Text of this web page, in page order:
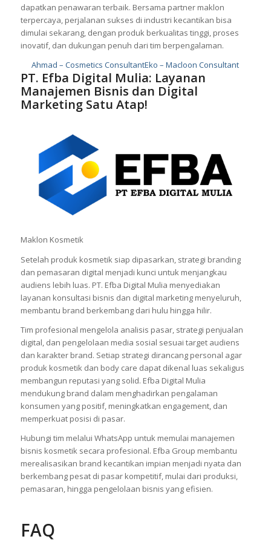
dapatkan penawaran terbaik. Bersama partner maklon
terpercaya, perjalanan sukses di industri kecantikan bisa
dimulai sekarang, dengan produk berkualitas tinggi, proses
inovatif, dan dukungan penuh dari tim berpengalaman.
Ahmad – Cosmetics ConsultantEko – Macloon Consultant
PT. Efba Digital Mulia: Layanan
Manajemen Bisnis dan Digital
Marketing Satu Atap!
Maklon Kosmetik
Setelah produk kosmetik siap dipasarkan, strategi branding
dan pemasaran digital menjadi kunci untuk menjangkau
audiens lebih luas. PT. Efba Digital Mulia menyediakan
layanan konsultasi bisnis dan digital marketing menyeluruh,
membantu brand berkembang dari hulu hingga hilir.
Tim profesional mengelola analisis pasar, strategi penjualan
digital, dan pengelolaan media sosial sesuai target audiens
dan karakter brand. Setiap strategi dirancang personal agar
produk kosmetik dan body care dapat dikenal luas sekaligus
membangun reputasi yang solid. Efba Digital Mulia
mendukung brand dalam menghadirkan pengalaman
konsumen yang positif, meningkatkan engagement, dan
memperkuat posisi di pasar.
Hubungi tim melalui WhatsApp untuk memulai manajemen
bisnis kosmetik secara profesional. Efba Group membantu
merealisasikan brand kecantikan impian menjadi nyata dan
berkembang pesat di pasar kompetitif, mulai dari produksi,
pemasaran, hingga pengelolaan bisnis yang efisien.
FAQ